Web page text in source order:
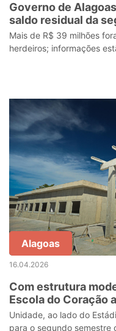
Governo de
saldo residual da
precatórios do
Mais de R$ 39 milhões
herdeiros; informações
Alagoas
16.04.2026
Com estrutura
Escola do Coração
Unidade, ao lado do
para o segundo semestre